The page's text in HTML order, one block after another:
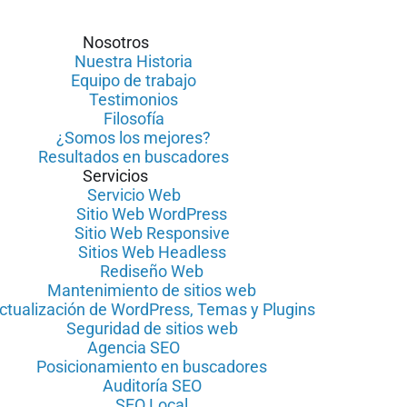
Nosotros
Nuestra Historia
Equipo de trabajo
Testimonios
Filosofía
¿Somos los mejores?
Resultados en buscadores
Servicios
Servicio Web
Sitio Web WordPress
Sitio Web Responsive
Sitios Web Headless
Rediseño Web
Mantenimiento de sitios web
de WordPress, Temas y Plugins
Seguridad de sitios web
Agencia SEO
Posicionamiento en buscadores
Auditoría SEO